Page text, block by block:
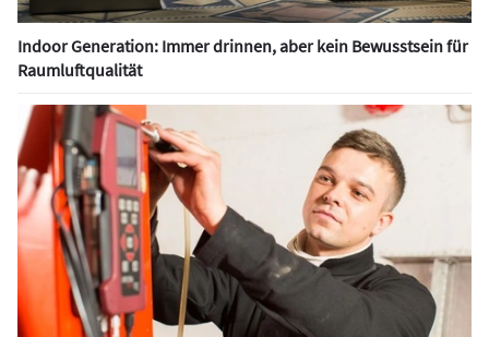
Indoor Generation: Immer drinnen, aber kein Bewusstsein für
Raumluftqualität